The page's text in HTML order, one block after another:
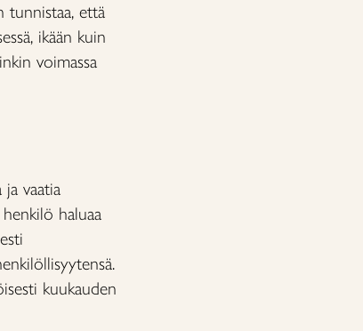
tunnistaa, että
ikään kuin
voimassa
vaatia
haluaa
kuukauden